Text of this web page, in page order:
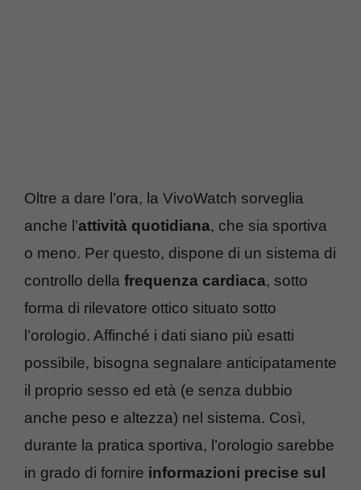
Oltre a dare l’ora, la VivoWatch sorveglia
anche l’attività quotidiana, che sia sportiva
o meno. Per questo, dispone di un sistema di
controllo della frequenza cardiaca, sotto
forma di rilevatore ottico situato sotto
l’orologio. Affinché i dati siano più esatti
possibile, bisogna segnalare anticipatamente
il proprio sesso ed età (e senza dubbio
anche peso e altezza) nel sistema. Così,
durante la pratica sportiva, l’orologio sarebbe
in grado di fornire informazioni precise sul